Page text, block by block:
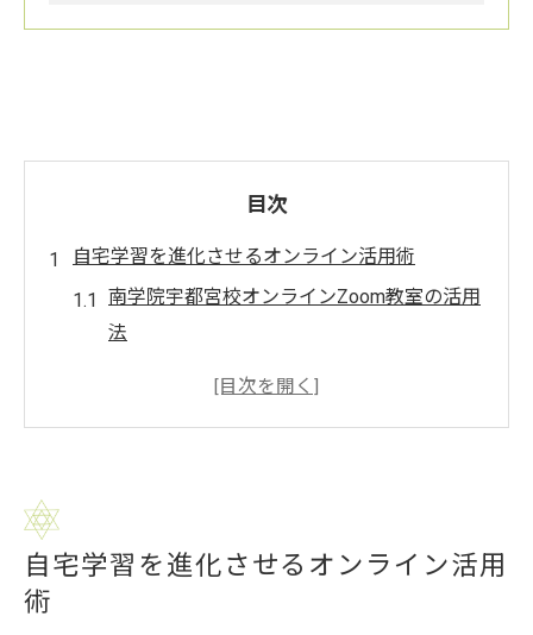
目次
自宅学習を進化させるオンライン活用術
南学院宇都宮校オンラインZoom教室の活用
法
自宅学習を効率化するオンライン導入のコ
オンライン学習で集中力を維持するポイン
自宅学習を進化させるオンライン活用
術